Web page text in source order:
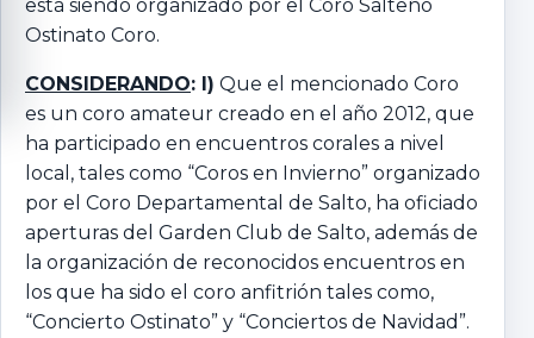
está siendo organizado por el Coro Salteño
Ostinato Coro.
CONSIDERANDO: I) Que el mencionado Coro
es un coro amateur creado en el año 2012, que
ha participado en encuentros corales a nivel
local, tales como “Coros en Invierno” organizado
por el Coro Departamental de Salto, ha oficiado
aperturas del Garden Club de Salto, además de
la organización de reconocidos encuentros en
los que ha sido el coro anfitrión tales como,
“Concierto Ostinato” y “Conciertos de Navidad”.